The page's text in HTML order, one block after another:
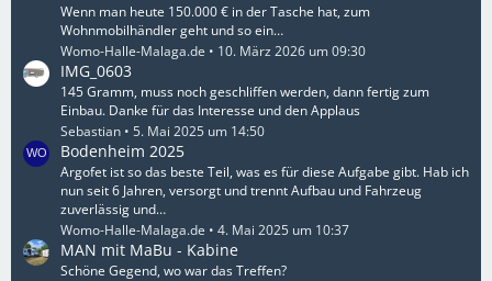
Wenn man heute 150.000 € in der Tasche hat, zum
Wohnmobilhändler geht und so ein…
Womo-Halle-Malaga.de
10. März 2026 um 09:30
IMG_0603
145 Gramm, muss noch geschliffen werden, dann fertig zum
Einbau. Danke für das Interesse und den Applaus
Sebastian
5. Mai 2025 um 14:50
Bodenheim 2025
Argofet ist so das beste Teil, was es für diese Aufgabe gibt. Hab ich
nun seit 6 Jahren, versorgt und trennt Aufbau und Fahrzeug
zuverlässig und…
Womo-Halle-Malaga.de
4. Mai 2025 um 10:37
MAN mit MaBu - Kabine
Schöne Gegend, wo war das Treffen?